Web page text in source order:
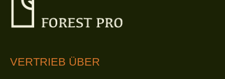
VERTRIEB ÜBER